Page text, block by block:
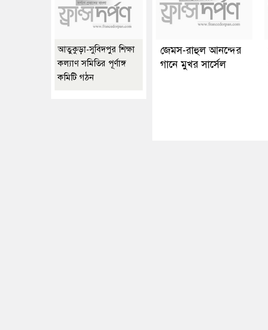
জেমস-রাহুল আনন্দের
গানে মুখর সার্সেল
আতুকুড়া-সুবিদপুর শিক্ষা
কল্যাণ সমিতির পূর্ণাঙ্গ
কমিটি গঠন